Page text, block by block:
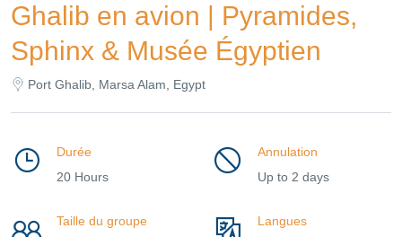
Ghalib en avion | Pyramides,
Sphinx & Musée Égyptien
Port Ghalib, Marsa Alam, Egypt
Durée
20 Hours
Annulation
Up to 2 days
Taille du groupe
Langues